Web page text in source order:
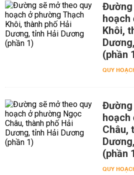
Đường
hoạch
Khôi,
(phần
QUY
Đường
hoạch
Châu,
(phần
QUY